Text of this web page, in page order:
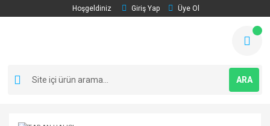
Hoşgeldiniz Giriş Yap Üye Ol
ARA